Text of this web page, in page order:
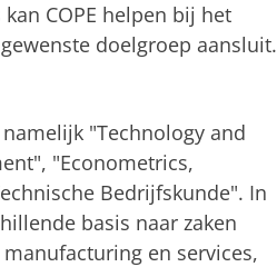
COPE helpen bij het
doelgroep aansluit.
"Technology and
"Econometrics,
Bedrijfskunde". In
basis naar zaken
en services,